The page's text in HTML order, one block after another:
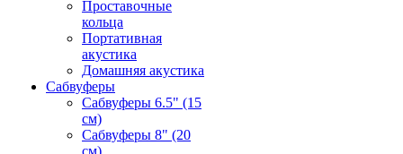
Проставочные
кольца
Портативная
акустика
Домашняя акустика
Сабвуферы
Сабвуферы 6.5" (15
см)
Сабвуферы 8" (20
см)